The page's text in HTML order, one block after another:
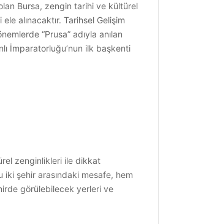
Bursa, zengin tarihi ve kültürel
alınacaktır. Tarihsel Gelişim
“Prusa” adıyla anılan
İmparatorluğu’nun ilk başkenti
zenginlikleri ile dikkat
şehir arasındaki mesafe, hem
görülebilecek yerleri ve